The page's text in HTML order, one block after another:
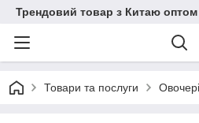
Трендовий товар з Китаю оптом
Товари та послуги